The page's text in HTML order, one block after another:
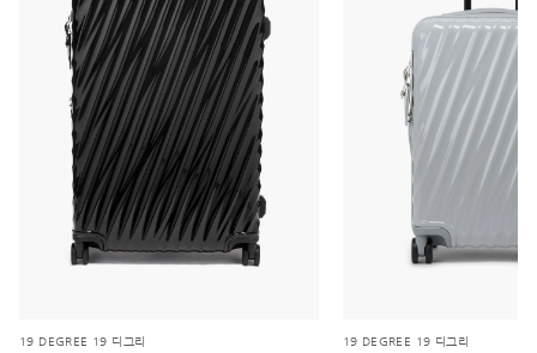
19 DEGREE 19 디그리 19 DEGREE 19 디그리